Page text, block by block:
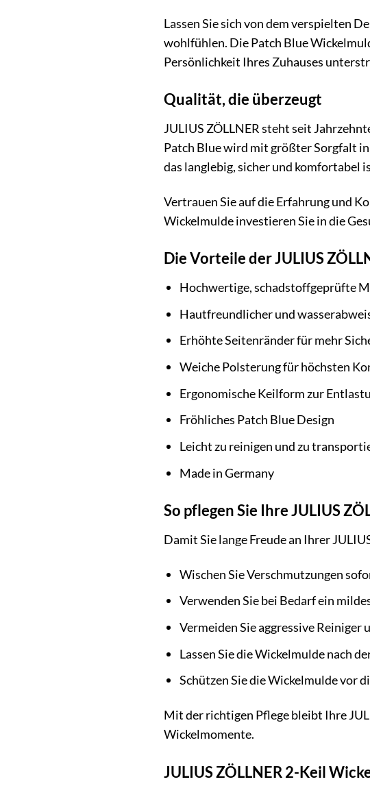
Lassen Sie sich von dem verspielten
wohlfühlen. Die Patch Blue
Persönlichkeit Ihres Zuhauses
Qualität, die überzeugt
JULIUS ZÖLLNER steht seit
Patch Blue wird mit größter Sorgfalt
das langlebig, sicher und komfortabel
Vertrauen Sie auf die Erfahrung und
Wickelmulde investieren Sie in die
Die Vorteile der JULIUS
Hochwertige, schadstoffgeprüfte
Hautfreundlicher und
Erhöhte Seitenränder für mehr
Weiche Polsterung für höchsten
Ergonomische Keilform zur
Fröhliches Patch Blue Design
Leicht zu reinigen und zu
Made in Germany
So pflegen Sie Ihre JULIUS
Damit Sie lange Freude an Ihrer
Wischen Sie Verschmutzungen
Verwenden Sie bei Bedarf ein
Vermeiden Sie aggressive Reiniger
Lassen Sie die Wickelmulde nach
Schützen Sie die Wickelmulde vor
Mit der richtigen Pflege bleibt Ihre
Wickelmomente.
JULIUS ZÖLLNER 2-Keil